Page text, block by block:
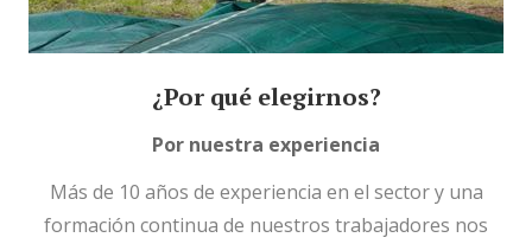
¿Por qué elegirnos?
Por nuestra experiencia
Más de 10 años de experiencia en el sector y una
formación continua de nuestros trabajadores nos